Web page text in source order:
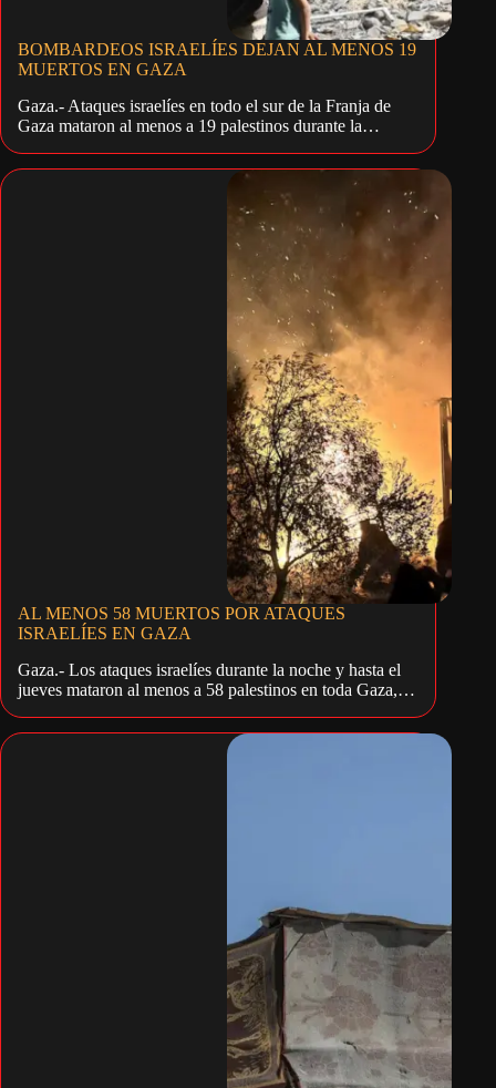
BOMBARDEOS ISRAELÍES DEJAN AL MENOS 19
MUERTOS EN GAZA
Gaza.- Ataques israelíes en todo el sur de la Franja de
Gaza mataron al menos a 19 palestinos durante la…
AL MENOS 58 MUERTOS POR ATAQUES
ISRAELÍES EN GAZA
Gaza.- Los ataques israelíes durante la noche y hasta el
jueves mataron al menos a 58 palestinos en toda Gaza,…